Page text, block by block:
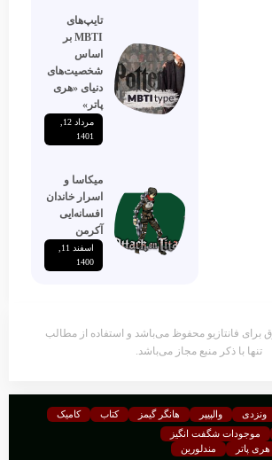
تایپ‌های
MBTI بر
اساس
شخصیت‌های
دنیای «هری
پاتر»
1401
میکاسا و
اسرار خاندان
افسانه‌ایی
آکرمن
1400
برای فانتازیو محفوظ می‌باشد و استفاده از مطالب
تنها با ذکر منبع مجاز می‌باشد.
ونزدی والپیپر هانگر گیمز کتاب
کامیک
موجودات شگفت انگیز
پاتر
مندلورین